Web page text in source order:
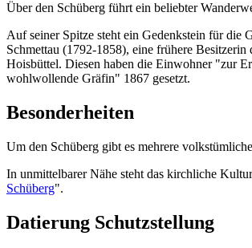
Über den Schüberg führt ein beliebter
Auf seiner Spitze steht ein Gedenkstein für die
Schmettau (1792-1858), eine frühere Besitzerin
Hoisbüttel. Diesen haben die Einwohner "zur
wohlwollende Gräfin" 1867 gesetzt.
Besonderheiten
Um den Schüberg gibt es mehrere
In unmittelbarer Nähe steht das kirchliche
Schüberg".
Datierung Schutzstellung